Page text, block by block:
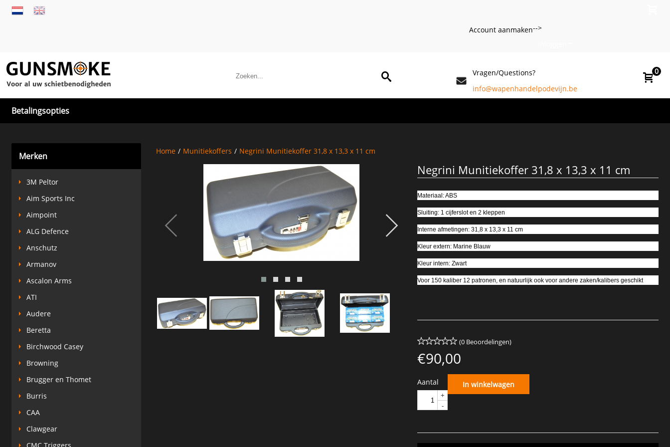
-->
Account aanmaken
Vragen/Questions?
info@wapenhandelpodevijn.be
0
Betalingsopties
Merken
3M Peltor
Aim Sports Inc
Aimpoint
ALG Defence
Anschutz
Armanov
Ascalon Arms
ATI
Audere
Beretta
Birchwood Casey
Browning
Brugger en Thomet
Burris
CAA
Clawgear
Home / Munitiekoffers / Negrini Munitiekoffer 31,8 x 13,3 x 11 cm
Negrini Munitiekoffer 31,8 x 13,3 x 11 cm
Materiaal: ABS
Sluiting: 1 cijferslot en 2 kleppen
Interne afmetingen: 31,8 x 13,3 x 11 cm
Kleur extern: Marine Blauw
Kleur intern: Zwart
Voor 150 kaliber 12 patronen, en natuurlijk ook voor andere zaken/kalibers geschikt
(0 Beoordelingen)
€90,00
Aantal
+
-
In winkelwagen